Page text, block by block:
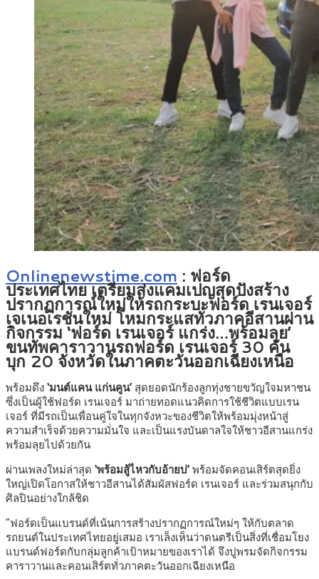
Onlinenewstime.com : ฟอร์ด
ประเทศไทย เตรียมส่งแคมเปญสุดปังสร้าง
ปรากฏการณ์ใหม่ให้รถกระบะฟอร์ด เรนเจอร์
เจเนอเรชันใหม่ โหมกระแสทั่วภาคอีสานผ่าน
กิจกรรม ‘ฟอร์ด เรนเจอร์ แกร่ง…พร้อมลุย’
ขนทัพคาราวานรถฟอร์ด เรนเจอร์ 30 คัน
บุก 20 จังหวัดในภาคตะวันออกเฉียงเหนือ
พร้อมดึง‘มนต์แคน แก่นคูน’ สุดยอดนักร้องลูกทุ่งชายขวัญใจมหาชน
ซึ่งเป็นผู้ใช้ฟอร์ด เรนเจอร์ มาถ่ายทอดแนวคิดการใช้ชีวิตแบบเรน
เจอร์ ที่มีรถเป็นเพื่อนคู่ใจในทุกจังหวะของชีวิตให้พร้อมมุ่งหน้าสู่
ความสำเร็จด้วยความมั่นใจ และเป็นแรงบันดาลใจให้ชาวอีสานแกร่ง
พร้อมลุยไปด้วยกัน
ผ่านเพลงใหม่ล่าสุด ‘พร้อมสู้ไหวกับอ้ายบ่’พร้อมจัดคอนเสิร์ตสุดยิ่ง
ใหญ่เปิดโอกาสให้ชาวอีสานได้สัมผัสฟอร์ด เรนเจอร์ และร่วมสนุกกับ
ศิลปินอย่างใกล้ชิด
“ฟอร์ดเป็นแบรนด์ที่เน้นการสร้างปรากฏการณ์ใหม่ๆ ให้กับตลาด
รถยนต์ในประเทศไทยอยู่เสมอ เราเล็งเห็นว่าดนตรีเป็นสิ่งที่เชื่อมโยง
แบรนด์ฟอร์ดกับกลุ่มลูกค้าเป้าหมายของเราได้ จึงปูพรมจัดกิจกรรม
คาราวานและคอนเสิร์ตทั่วภาคตะวันออกเฉียงเหนือ